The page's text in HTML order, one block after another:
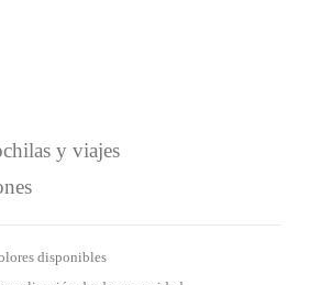
y viajes
disponibles